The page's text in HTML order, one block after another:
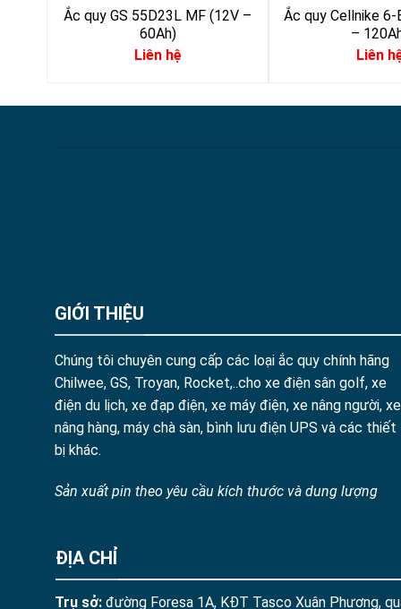
Ắc quy GS 55D23L MF (12V –
60Ah)
Liên hệ
Ắc quy Cellnike 6-
–
Liên
GIỚI THIỆU
Chúng tôi chuyên cung cấp các loại ắc quy chính hãng
Chilwee, GS, Troyan, Rocket,..cho xe điện sân golf, xe
điện du lịch, xe đạp điện, xe máy điện, xe nâng người, xe
nâng hàng, máy chà sàn, bình lưu điện UPS và các thiết
bị khác.
Sản xuất pin theo yêu cầu kích thước và dung lượng
ĐỊA CHỈ
Trụ sở:đường Foresa 1A, KĐT Tasco Xuân Phương,